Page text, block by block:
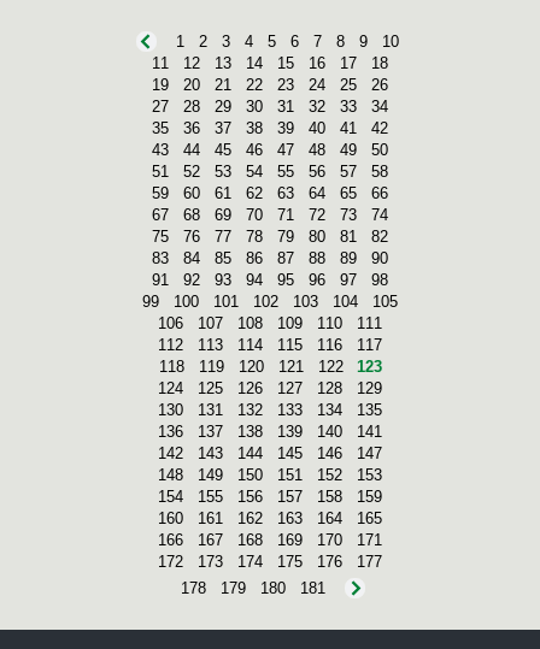
1 2 3 4 5 6 7 8 9
10
11
12 13 14 15 16 17
18
19
20 21 22 23 24 25
26
27
28 29 30 31 32 33
34
35
36 37 38 39 40 41
42
43
44 45 46 47 48 49
50
51
52 53 54 55 56 57
58
59
60 61 62 63 64 65
66
67
68 69 70 71 72 73
74
75
76 77 78 79 80 81
82
83
84 85 86 87 88 89
90
91
92 93 94 95 96 97
98
99
100 101 102 103 104
105
106
107 108 109 110
111
112
113 114 115 116
117
118
119 120 121 122
123
124
125 126 127 128
129
130
131 132 133 134
135
136
137 138 139 140
141
142
143 144 145 146
147
148
149 150 151 152
153
154
155 156 157 158
159
160
161 162 163 164
165
166
167 168 169 170
171
172
173 174 175 176
177
178
179 180 181